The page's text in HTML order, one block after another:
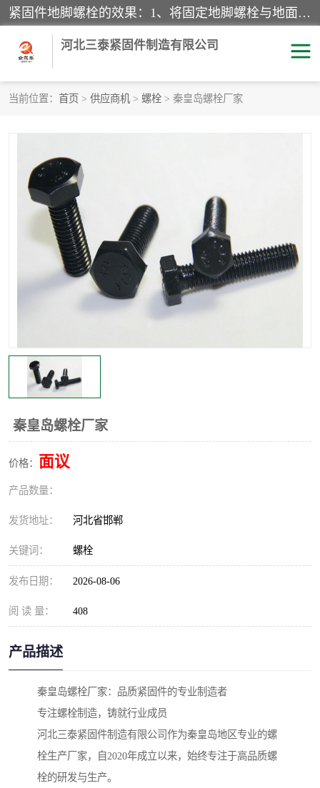
紧固件地脚螺栓的效果：1、将固定地脚螺栓与地面用水泥等物品灌溉在一起，可用来固定较小振荡和冲击的设备。2、活动地脚是一种可拆卸的地脚螺栓，可以固定有激烈振荡和冲击的大型机器设备。3、胀锚地脚螺栓用于固定比较简略且重量轻的设备，辅佐设备长期处于静止状态下。4、粘接地脚螺栓为一种使用广泛且常见的设备，它也是用来固定简略设备的小件。
河北三泰紧固件制造有限公司
当前位置： 首页 > 供应商机 > 螺栓 > 秦皇岛螺栓厂家
秦皇岛螺栓厂家
价格： 面议
产品数量：
发货地址： 河北省邯郸
关键词： 螺栓
发布日期： 2026-08-06
阅 读 量： 408
产品描述
秦皇岛螺栓厂家：品质紧固件的专业制造者
专注螺栓制造，铸就行业成员
河北三泰紧固件制造有限公司作为秦皇岛地区专业的螺
栓生产厂家，自2020年成立以来，始终专注于高品质螺
栓的研发与生产。
焊钉
螺栓 悬挑梁拉杆
高强度